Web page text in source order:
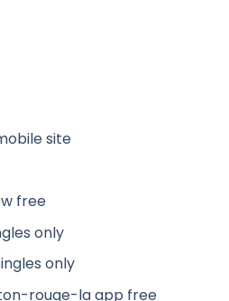
site
free
only
only
rouge-la app free